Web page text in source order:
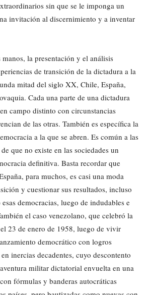
sin que se le imponga un
invitación al discernimiento y a inventar
la presentación y el análisis
de transición de la dictadura a la
mitad del siglo XX, Chile, España,
Cada una parte de una dictadura
campo distinto con circunstancias
de las otras. También es específica la
a la que se abren. Es común a las
que no existe en las sociedades un
definitiva. Basta recordar que
para muchos, es casi una moda
y cuestionar sus resultados, incluso
democracias, luego de indudables e
el caso venezolano, que celebró la
23 de enero de 1958, luego de vivir
democrático con logros
inercias decadentes, cuyo descontento
militar dictatorial envuelta en una
fórmulas y banderas autocráticas